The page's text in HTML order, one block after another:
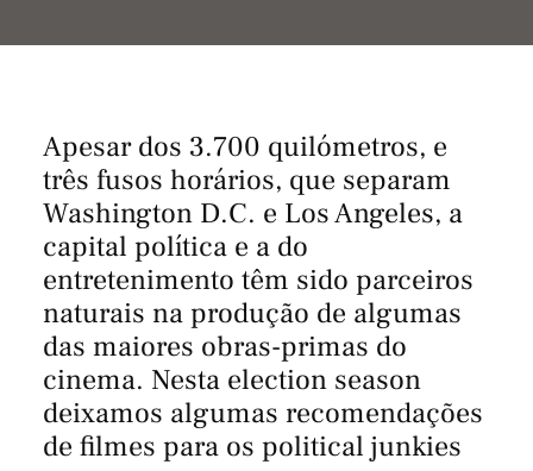
Apesar dos 3.700 quilómetros, e
três fusos horários, que separam
Washington D.C. e Los Angeles, a
capital política e a do
entretenimento têm sido parceiros
naturais na produção de algumas
das maiores obras-primas do
cinema. Nesta election season
deixamos algumas recomendações
de filmes para os political junkies